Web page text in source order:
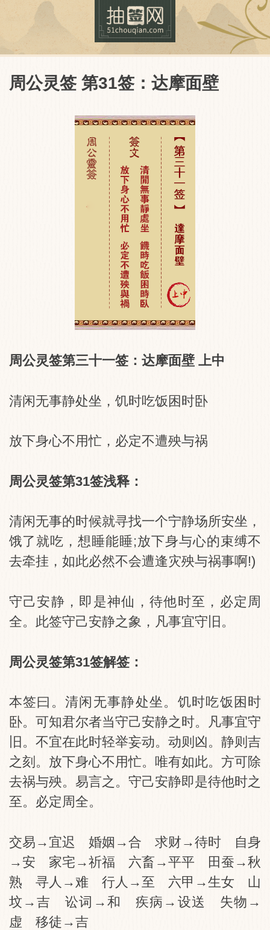
抽签网
周公灵签 第31签：达摩面壁
周公灵签第三十一签：达摩面壁 上中
清闲无事静处坐，饥时吃饭困时卧
放下身心不用忙，必定不遭殃与祸
周公灵签第31签浅释：
清闲无事的时候就寻找一个宁静场所安坐，
饿了就吃，想睡能睡;放下身与心的束缚不
去牵挂，如此必然不会遭逢灾殃与祸事啊!)
守己安静，即是神仙，待他时至，必定周
全。此签守己安静之象，凡事宜守旧。
周公灵签第31签解签：
本签曰。清闲无事静处坐。饥时吃饭困时
卧。可知君尔者当守己安静之时。凡事宜守
旧。不宜在此时轻举妄动。动则凶。静则吉
之刻。放下身心不用忙。唯有如此。方可除
去祸与殃。易言之。守己安静即是待他时之
至。必定周全。
交易→宜迟 婚姻→合 求财→待时 自身
→安 家宅→祈福 六畜→平平 田蚕→秋
熟 寻人→难 行人→至 六甲→生女 山
坟→吉 讼词→和 疾病→设送 失物→
虚 移徒→吉